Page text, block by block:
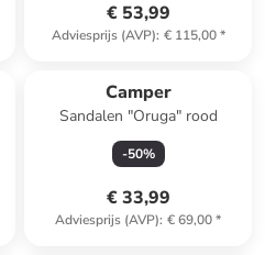
€ 53,99
Adviesprijs (AVP): € 115,00*
Camper
Sandalen "Oruga" rood
-50%
€ 33,99
Adviesprijs (AVP): € 69,00*